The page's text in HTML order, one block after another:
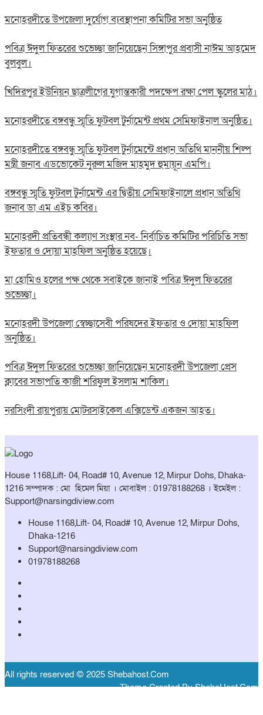
মনোহরদীতে উপজেলা দুর্যোগ ব্যবস্থাপনা কমিটির সভা অনুষ্ঠিত
পবিত্র ঈদুল ফিতরের শুভেচ্ছা জানিয়েছেন সিঙ্গাপুর প্রবাসী নাঈম আহমেদ
বুলবুল।
খিদিরপুর ইউনিয়ন ছাত্রলীগের যুগান্তকারী পদক্ষেপ রক্ষা পেল স্কুলের মাঠ।
মনোহরদীতে বঙ্গবন্ধু স্মৃতি ফুটবল টুর্নামেন্ট প্রথম সেমিফাইনাল অনুষ্ঠিত।
মনোহরদীতে বঙ্গবন্ধু স্মৃতি ফুটবল টুর্নামেন্টে প্রধান অতিথি মাননীয় শিল্প
মন্ত্রী জনাব এডভোকেট নুরুল মজিদ মাহমুদ হুমায়ূন এমপি।
বঙ্গবন্ধু স্মৃতি ফুটবল টুর্নামেন্ট এর দ্বিতীয় সেমিফাইনালে প্রধান অতিথি
জনাব ডা এম এইচ কবির।
মনোহরদী প্রতিবন্ধী কল্যাণ সংস্থার নব- নির্বাচিত কমিটির পরিচিতি সভা
ইফতার ও দোয়া মাহফিল অনুষ্ঠিত হয়েছে।
মা হোমিও হলের পক্ষ থেকে সবাইকে জানাই পবিত্র ঈদুল ফিতরের
শুভেচ্ছা।
মনোহরদী উপজেলা স্বেচ্ছাসেবী পরিষদের ইফতার ও দোয়া মাহফিল
অনুষ্ঠিত।
পবিত্র ঈদুল ফিতরের শুভেচ্ছা জানিয়েছেন মনোহরদী উপজেলা প্রেস
ক্লাবের সভাপতি কাজী শরিফুল ইসলাম শাকিল।
নরসিংদী রায়পুরায় মোটরসাইকেল এক্সিডেন্ট একজন আহত।
House 1168,Lift- 04, Road# 10, Avenue 12, Mirpur Dohs, Dhaka-
1216 সম্পাদক : মো হিমেল মিয়া । মোবাইল : 01978188268 । ইমেইল :
Support@narsingdiview.com
House 1168,Lift- 04, Road# 10, Avenue 12, Mirpur Dohs,
Dhaka-1216
Support@narsingdiview.com
01978188268
All rights reserved © 2025 Shebahost.Com
Theme Created By ShebaHost.Com